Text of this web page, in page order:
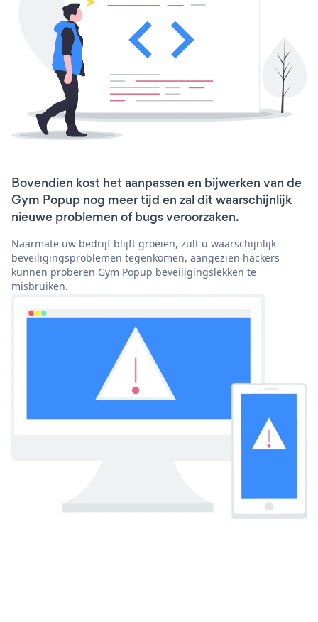
Bovendien kost het aanpassen en bijwerken van de
Gym Popup nog meer tijd en zal dit waarschijnlijk
nieuwe problemen of bugs veroorzaken.
Naarmate uw bedrijf blijft groeien, zult u waarschijnlijk
beveiligingsproblemen tegenkomen, aangezien hackers
kunnen proberen Gym Popup beveiligingslekken te
misbruiken.